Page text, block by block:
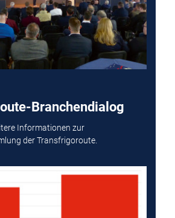
Branchendialog
Informationen zur
der Transfrigoroute.